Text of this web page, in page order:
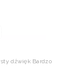
dźwięk Bardzo